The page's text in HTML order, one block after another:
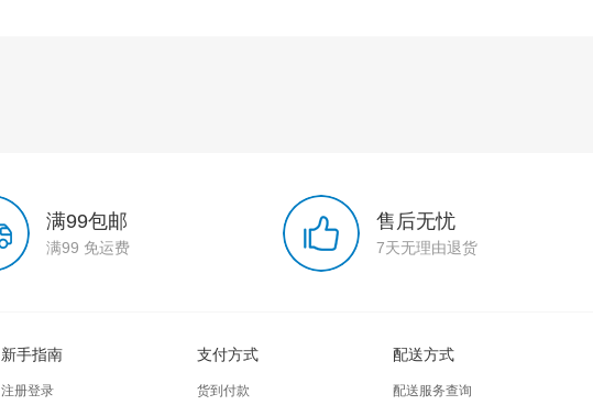
满99包邮
满99 免运费
售后无忧
7天无理由退货
新手指南
注册登录
支付方式
货到付款
配送方式
配送服务查询